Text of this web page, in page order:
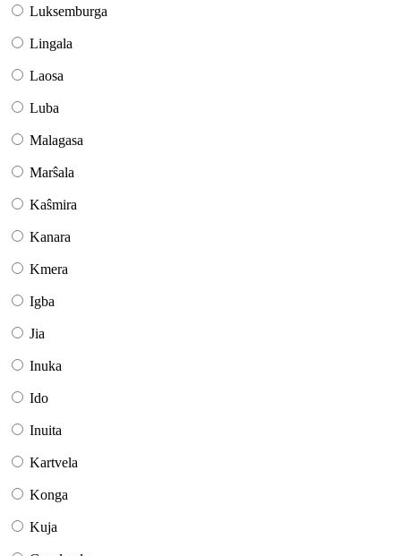
Luksemburga
Lingala
Laosa
Luba
Malagasa
Marŝala
Kaŝmira
Kanara
Kmera
Igba
Jia
Inuka
Ido
Inuita
Kartvela
Konga
Kuja